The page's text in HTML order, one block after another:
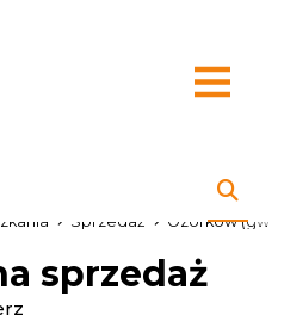
Sprzedaż Ozorków (gw)
sprzedaż